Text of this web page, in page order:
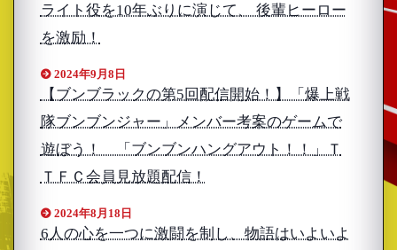
ライト役を10年ぶりに演じて、 後輩ヒーロー
を激励！
2024年9月8日
【ブンブラックの第5回配信開始！】「爆上戦
隊ブンブンジャー」メンバー考案のゲームで
遊ぼう！ 「ブンブンハングアウト！！」Ｔ
ＴＦＣ会員見放題配信！
2024年8月18日
6人の心を一つに激闘を制し、物語はいよいよ